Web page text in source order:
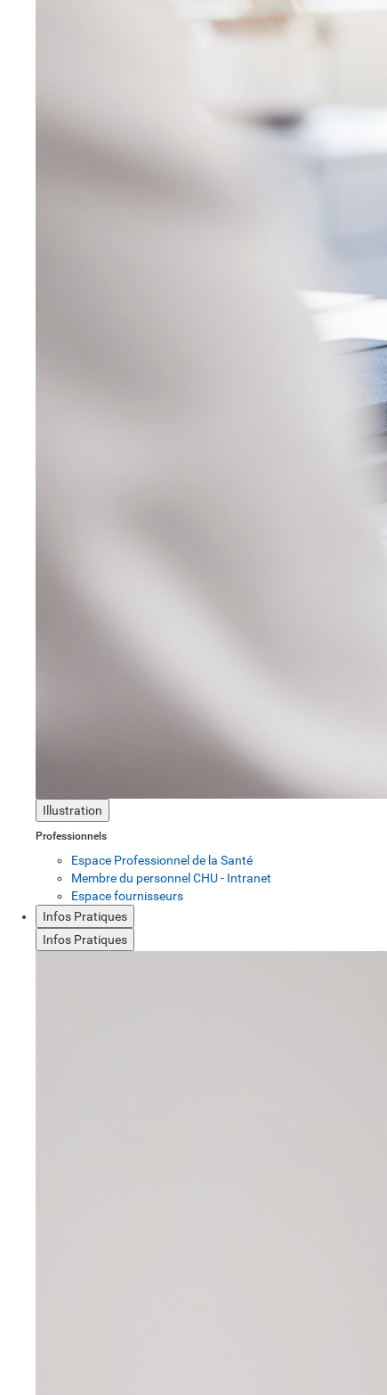
Illustration
Professionnels
Espace Professionnel de la Santé
Membre du personnel CHU - Intranet
Espace fournisseurs
Infos Pratiques
Infos Pratiques